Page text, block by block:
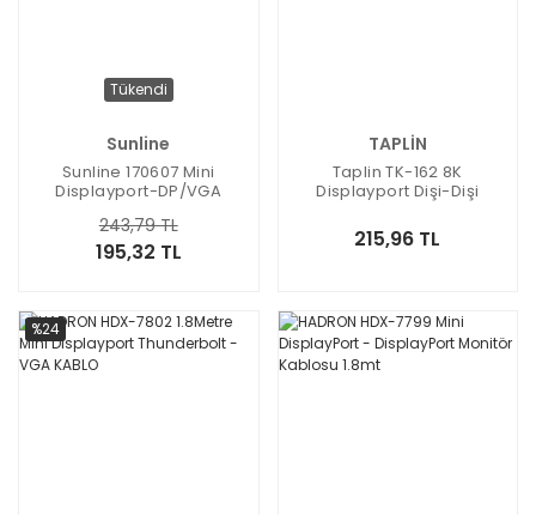
Tükendi
Sunline
Sunline 170607 Mini
Displayport-DP/VGA
195,32 TL
243,79 TL
TAPLİN
Taplin TK-162 8K
Displayport Dişi-Dişi
215,96 TL
%24